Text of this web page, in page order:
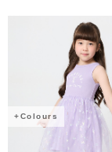
+Colours